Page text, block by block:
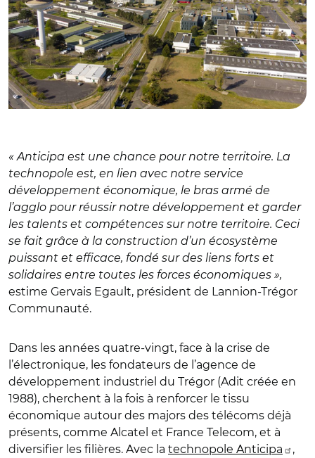
« Anticipa est une chance pour notre territoire. La
technopole est, en lien avec notre service
développement économique, le bras armé de
l’agglo pour réussir notre développement et garder
les talents et compétences sur notre territoire. Ceci
se fait grâce à la construction d’un écosystème
puissant et efficace, fondé sur des liens forts et
solidaires entre toutes les forces économiques »,
estime Gervais Egault, président de Lannion-Trégor
Communauté.
Dans les années quatre-vingt, face à la crise de
l’électronique, les fondateurs de l’agence de
développement industriel du Trégor (Adit créée en
1988), cherchent à la fois à renforcer le tissu
économique autour des majors des télécoms déjà
présents, comme Alcatel et France Telecom, et à
diversifier les filières. Avec la technopole Anticipa
,